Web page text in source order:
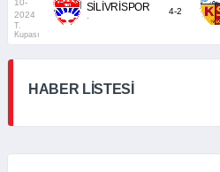
10-
2024
T.
Kupası
SİLİVRİSPOR
-
4-2
HABER LİSTESİ